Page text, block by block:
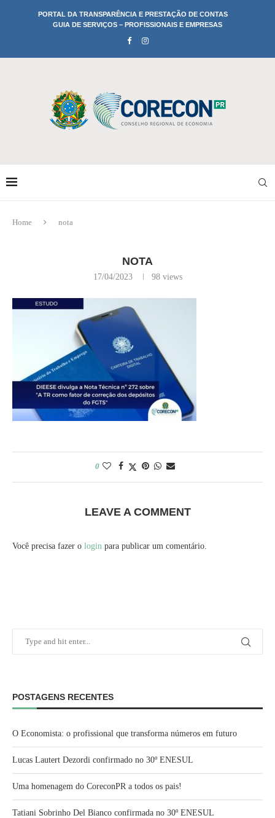
PORTAL DA TRANSPARÊNCIA E PRESTAÇÃO DE CONTAS
GUIA DE SERVIÇOS – PROFISSIONAIS E EMPRESAS
Home nota
NOTA
17/04/2023 98views
0
LEAVE A COMMENT
Você precisa fazer o login para publicar um comentário.
POSTAGENS RECENTES
O Economista: o profissional que transforma números em futuro
Lucas Lautert Dezordi confirmado no 30º ENESUL
Uma homenagem do CoreconPR a todos os pais!
Tatiani Sobrinho Del Bianco confirmada no 30º ENESUL